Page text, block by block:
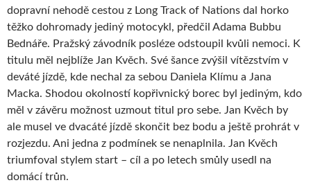
dopravní nehodě cestou z Long Track of Nations dal horko
těžko dohromady jediný motocykl, předčil Adama Bubbu
Bednáře. Pražský závodník posléze odstoupil kvůli nemoci. K
titulu měl nejblíže Jan Kvěch. Své šance zvýšil vítězstvím v
deváté jízdě, kde nechal za sebou Daniela Klímu a Jana
Macka. Shodou okolností kopřivnický borec byl jediným, kdo
měl v závěru možnost uzmout titul pro sebe. Jan Kvěch by
ale musel ve dvacáté jízdě skončit bez bodu a ještě prohrát v
rozjezdu. Ani jedna z podmínek se nenaplnila. Jan Kvěch
triumfoval stylem start – cíl a po letech smůly usedl na
domácí trůn.